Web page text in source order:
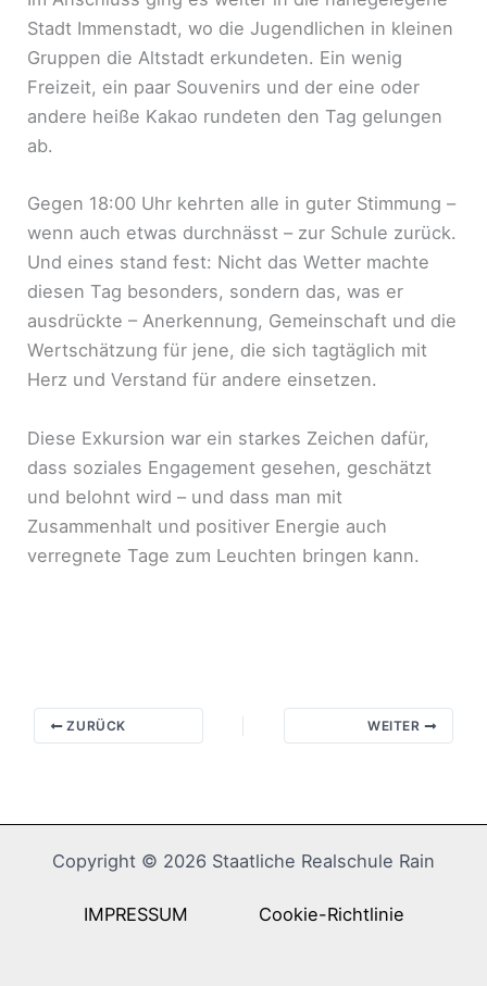
Stadt Immenstadt, wo die Jugendlichen in kleinen
Gruppen die Altstadt erkundeten. Ein wenig
Freizeit, ein paar Souvenirs und der eine oder
andere heiße Kakao rundeten den Tag gelungen
ab.
Gegen 18:00 Uhr kehrten alle in guter Stimmung –
wenn auch etwas durchnässt – zur Schule zurück.
Und eines stand fest: Nicht das Wetter machte
diesen Tag besonders, sondern das, was er
ausdrückte – Anerkennung, Gemeinschaft und die
Wertschätzung für jene, die sich tagtäglich mit
Herz und Verstand für andere einsetzen.
Diese Exkursion war ein starkes Zeichen dafür,
dass soziales Engagement gesehen, geschätzt
und belohnt wird – und dass man mit
Zusammenhalt und positiver Energie auch
verregnete Tage zum Leuchten bringen kann.
ZURÜCK WEITER
Copyright © 2026 Staatliche Realschule Rain
IMPRESSUM Cookie-Richtlinie